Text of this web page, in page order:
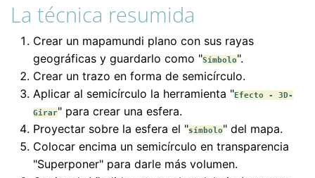
La técnica resumida
Crear un mapamundi plano con sus rayas
geográficas y guardarlo como "Símbolo".
Crear un trazo en forma de semicírculo.
Aplicar al semicírculo la herramienta "Efecto - 3D-
Girar" para crear una esfera.
Proyectar sobre la esfera el "símbolo" del mapa.
Colocar encima un semicírculo en transparencia
"Superponer" para darle más volumen.